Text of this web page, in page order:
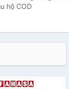
hộ COD